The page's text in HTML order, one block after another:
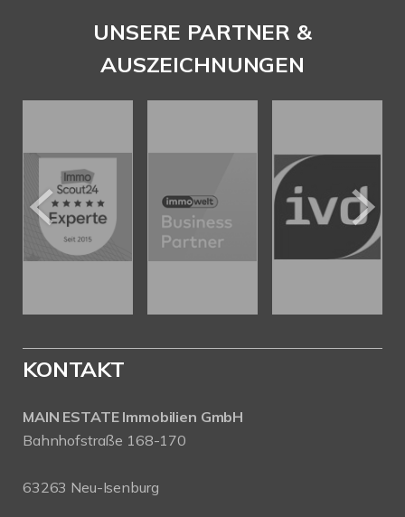
UNSERE PARTNER &
AUSZEICHNUNGEN
KONTAKT
MAIN ESTATE Immobilien GmbH
Bahnhofstraße 168-170
63263 Neu-Isenburg